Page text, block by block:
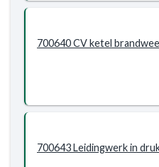
700640 CV ketel
700643 Leidingwerk in